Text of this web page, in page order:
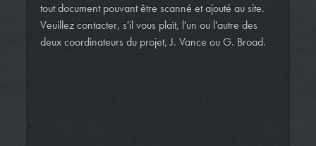
tout document pouvant être scanné et ajouté au site.
Veuillez contacter, s'il vous plaît, l'un ou l'autre des
deux coordinateurs du projet, J. Vance ou G. Broad.